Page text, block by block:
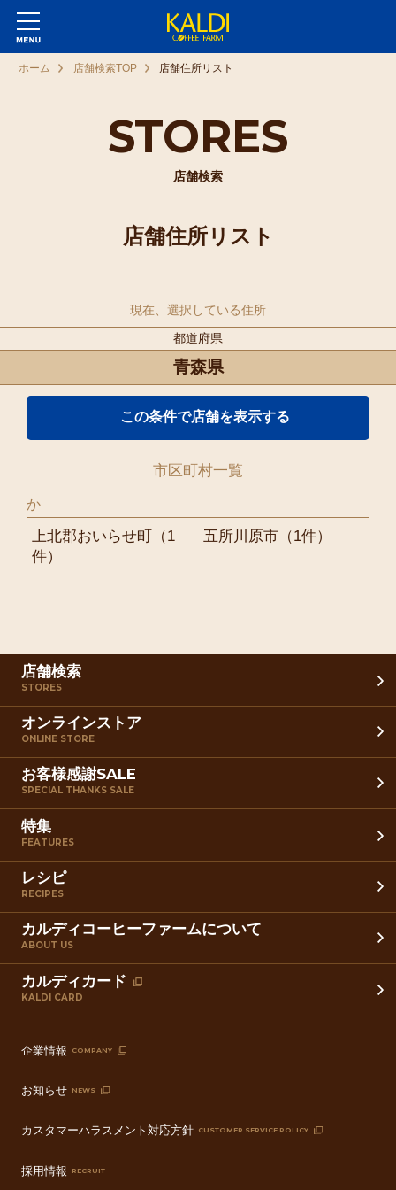
STORES
店舗検索
ホーム 店舗検索TOP 店舗住所リスト
店舗住所リスト
現在、選択している住所
都道府県
青森県
市区町村一覧
か
上北郡おいらせ町（1
件）
五所川原市（1件）
店舗検索
STORES
オンラインストア
ONLINE STORE
お客様感謝SALE
SPECIAL THANKS SALE
特集
FEATURES
レシピ
RECIPES
カルディコーヒーファームについて
ABOUT US
カルディカード
KALDI CARD
企業情報 COMPANY
お知らせ NEWS
カスタマーハラスメント対応方針 CUSTOMER SERVICE POLICY
採用情報 RECRUIT